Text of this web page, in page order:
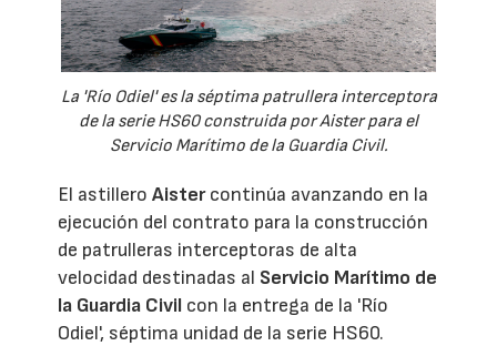
La 'Río Odiel' es la séptima patrullera interceptora
de la serie HS60 construida por Aister para el
Servicio Marítimo de la Guardia Civil.
El astilleroAistercontinúa avanzando en la
ejecución del contrato para la construcción
de patrulleras interceptoras de alta
velocidad destinadas al Servicio Marítimo de
la Guardia Civil con la entrega de la 'Río
Odiel', séptima unidad de la serie HS60.